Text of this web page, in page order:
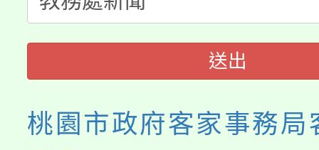
義教育推展貢獻獎」
送出
桃園市政府客家事務局